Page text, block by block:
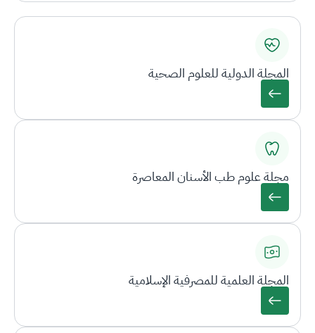
المجلة الدولية للعلوم الصحية
مجلة علوم طب الأسنان المعاصرة
المجلة العلمية للمصرفية الإسلامية